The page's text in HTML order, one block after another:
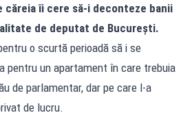
îi cere să-i deconteze banii
de deputat de București.
o scurtă perioadă să i se
pentru un apartament în care trebuia
de parlamentar, dar pe care l-a
de lucru.